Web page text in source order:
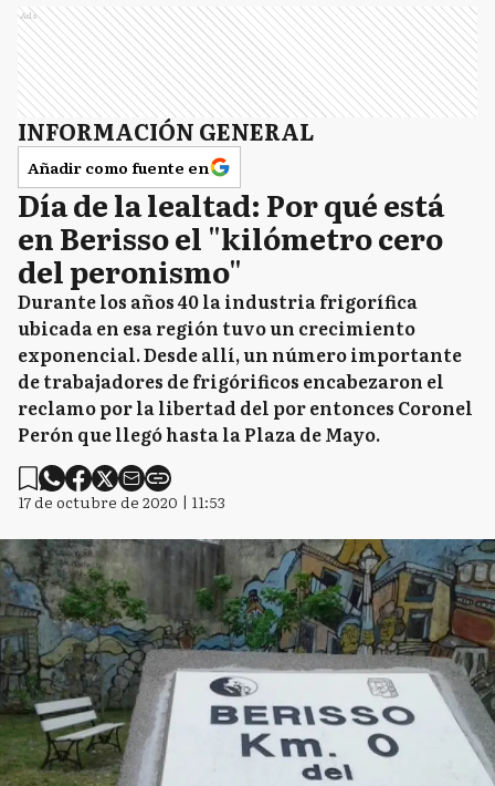
Ads
INFORMACIÓN GENERAL
Añadir como fuente en
Día de la lealtad: Por qué está
en Berisso el "kilómetro cero
del peronismo"
Durante los años 40 la industria frigorífica
ubicada en esa región tuvo un crecimiento
exponencial. Desde allí, un número importante
de trabajadores de frigórificos encabezaron el
reclamo por la libertad del por entonces Coronel
Perón que llegó hasta la Plaza de Mayo.
17 de octubre de 2020 | 11:53